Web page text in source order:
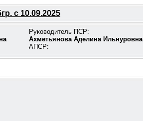
с 10.09.2025
Руководитель ПСР:
Ахметьянова Аделина Ильнуровна
АПСР: